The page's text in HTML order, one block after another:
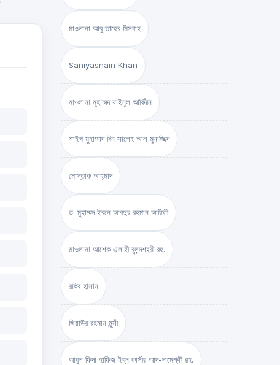
মাওলানা আবু তাহের মিসবাহ
Saniyasnain Khan
মাওলানা মুহাম্মদ যাইনুল আবিদীন
শাইখ মুহাম্মাদ বিন সালেহ আল মুনাজ্জিদ
মোস্তাক আহ্‌মাদ
ড. মুহাম্মদ ইবনে আবদুর রহমান আরিফী
মাওলানা আশেক এলাহী বুলন্দশহরী রহ.
রকিব হাসান
জিয়াউর রহমান মুন্সী
আবুল ফিদা হাফিজ ইব্‌ন কাসীর আদ-দামেশ্‌কী রহ.